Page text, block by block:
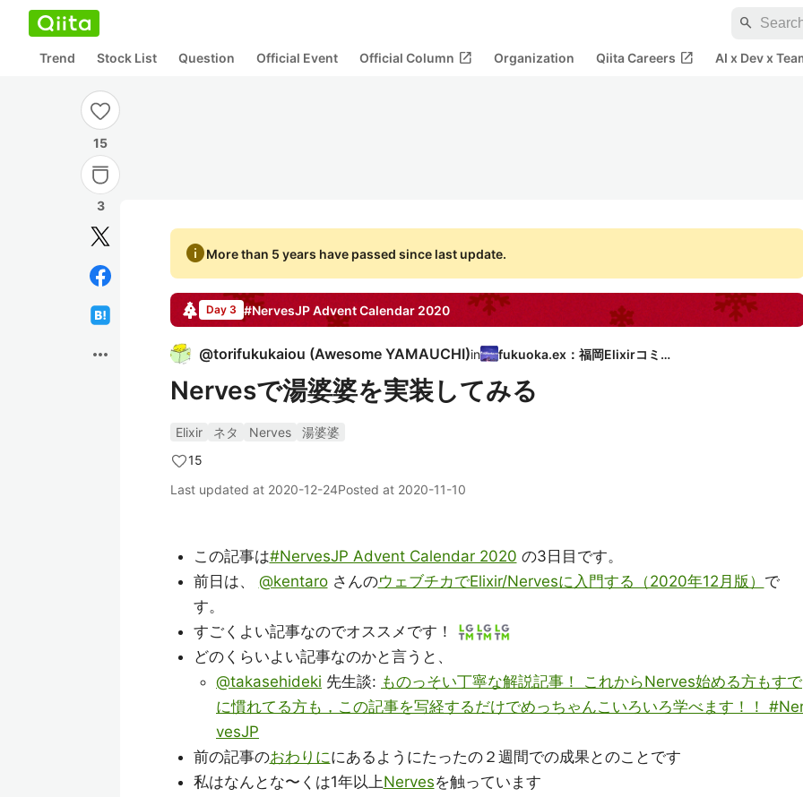
search
Trend Stock List Question Official Event Official Column open_in_new Organization Qiita Careers open_in_new AI x Dev x
15
3
more_horiz
infoMore than 5 years have passed since last update.
Day 3 #NervesJPAdvent Calendar 2020
@torifukukaiou (Awesome YAMAUCHI)in fukuoka.ex：福岡Elixirコミュ
Nervesで湯婆婆を実装してみる
Elixir ネタ Nerves
湯婆婆
15
Last updated at 2020-12-24Posted at 2020-11-10
この記事は#NervesJP Advent Calendar 2020 の3日目です。
前日は、 @kentaroさんのウェブチカでElixir/Nervesに入門する（2020年12月版） で
す。
すごくよい記事なのでオススメです！
どのくらいよい記事なのかと言うと、
@takasehideki 先生談: ものっそい丁寧な解説記事！ これからNerves始める方もすで
に慣れてる方も，この記事を写経するだけでめっちゃんこいろいろ学べます！！
vesJP
前の記事のおわりににあるようにたったの２週間での成果とのことです
私はなんとな〜くは1年以上Nervesを触っています